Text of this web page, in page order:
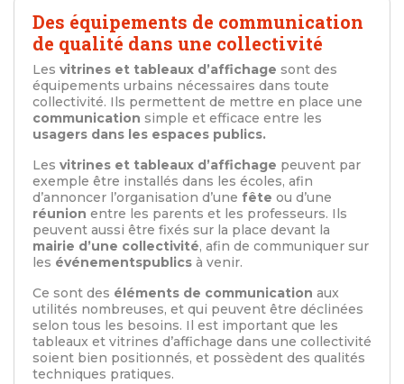
Des équipements de communication
de qualité dans une collectivité
Les vitrines et tableaux d’affichage sont des
équipements urbains nécessaires dans toute
collectivité. Ils permettent de mettre en place une
communication simple et efficace entre les
usagers dans les espaces publics.
Les vitrines et tableaux d’affichage peuvent par
exemple être installés dans les écoles, afin
d’annoncer l’organisation d’une fête ou d’une
réunion entre les parents et les professeurs. Ils
peuvent aussi être fixés sur la place devant la
mairie d’une collectivité, afin de communiquer sur
les événementspublics à venir.
Ce sont des éléments de communication aux
utilités nombreuses, et qui peuvent être déclinées
selon tous les besoins. Il est important que les
tableaux et vitrines d’affichage dans une collectivité
soient bien positionnés, et possèdent des qualités
techniques pratiques.